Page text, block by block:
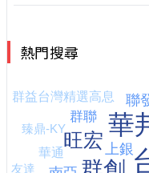
熱門搜尋